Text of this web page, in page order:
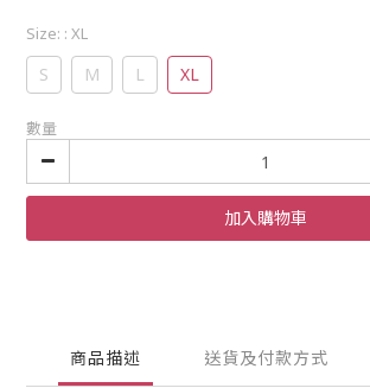
Size: : XL
S M L XL
數量
加入購物車
商品描述 送貨及付款方式